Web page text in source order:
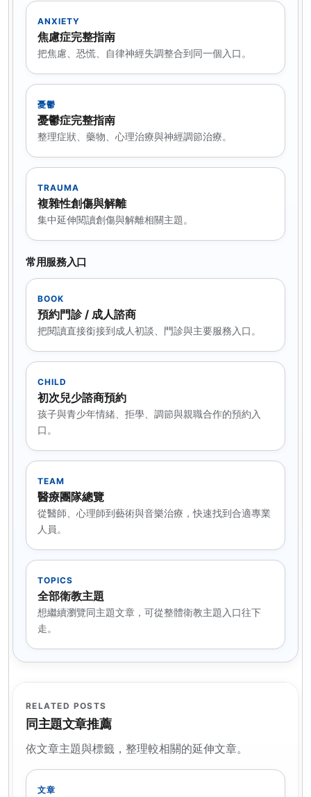
ANXIETY
焦慮症完整指南
把焦慮、恐慌、自律神經失調整合到同一個入口。
憂鬱
憂鬱症完整指南
整理症狀、藥物、心理治療與神經調節治療。
TRAUMA
複雜性創傷與解離
集中延伸閱讀創傷與解離相關主題。
常用服務入口
BOOK
預約門診 / 成人諮商
把閱讀直接銜接到成人初談、門診與主要服務入口。
CHILD
初次兒少諮商預約
孩子與青少年情緒、拒學、調節與親職合作的預約入
口。
TEAM
醫療團隊總覽
從醫師、心理師到藝術與音樂治療，快速找到合適專業
人員。
TOPICS
全部衛教主題
想繼續瀏覽同主題文章，可從整體衛教主題入口往下
走。
RELATED POSTS
同主題文章推薦
依文章主題與標籤，整理較相關的延伸文章。
文章